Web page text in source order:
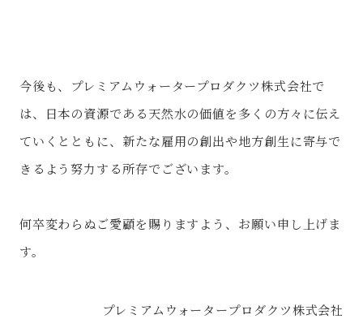
今後も、プレミアムウォータープロダクツ株式会社で
は、日本の資源である天然水の価値を多くの方々に伝え
ていくとともに、新たな雇用の創出や地方創生に寄与で
きるよう努力する所存でございます。
何卒変わらぬご愛顧を賜りますよう、お願い申し上げま
す。
プレミアムウォータープロダクツ株式会社